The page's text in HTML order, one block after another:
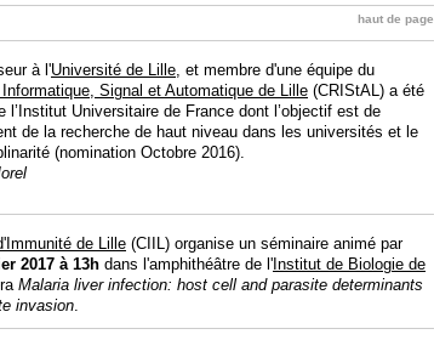
haut de page
à l'Université de Lille, et membre d'une équipe du
Signal et Automatique de Lille (CRIStAL) a été
l’Institut Universitaire de France dont l’objectif est de
de la recherche de haut niveau dans les universités et le
(nomination Octobre 2016).
de Lille (CIIL) organise un séminaire animé par
2017 à 13h dans l'amphithéâtre de l' Institut de Biologie de
Malaria liver infection: host cell and parasite determinants
invasion.